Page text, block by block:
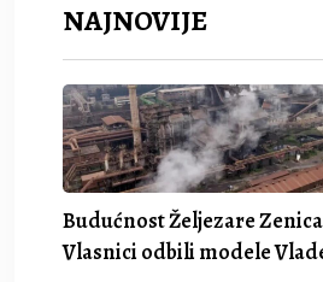
NAJNOVIJE
Budućnost Željezare
Vlasnici odbili modele